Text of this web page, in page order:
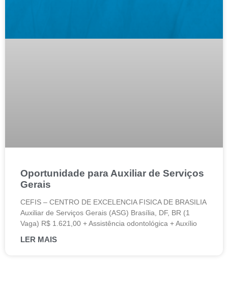
Oportunidade para Auxiliar de Serviços
Gerais
CEFIS – CENTRO DE EXCELENCIA FISICA DE BRASILIA
Auxiliar de Serviços Gerais (ASG) Brasília, DF, BR (1
Vaga) R$ 1.621,00 + Assistência odontológica + Auxílio
LER MAIS